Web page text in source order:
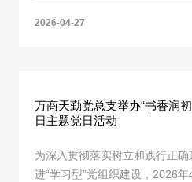
2026-04-27
万商天勤党总支举办“书香润
日主题党日活动
为深入贯彻落实树立和践行正
进“学习型”党组织建设，2026